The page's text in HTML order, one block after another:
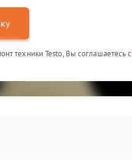
техники Testo, Вы соглашаетесь с